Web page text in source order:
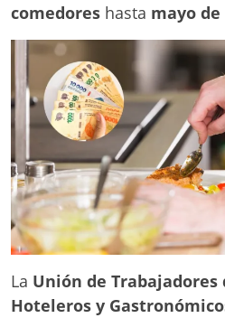
comedores hasta mayo de
La Unión de Trabajadores
Hoteleros y